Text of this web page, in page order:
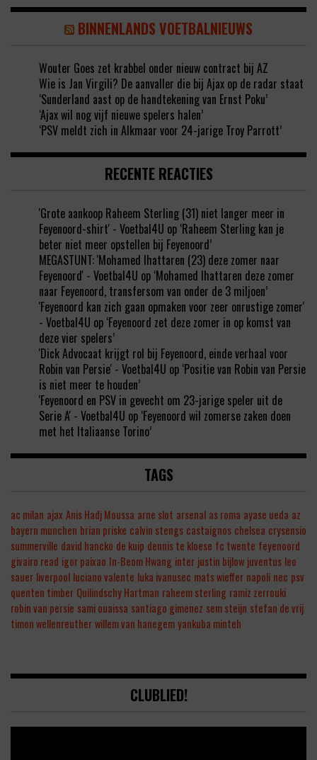
BINNENLANDS VOETBALNIEUWS
Wouter Goes zet krabbel onder nieuw contract bij AZ
Wie is Jan Virgili? De aanvaller die bij Ajax op de radar staat
‘Sunderland aast op de handtekening van Ernst Poku’
‘Ajax wil nog vijf nieuwe spelers halen’
‘PSV meldt zich in Alkmaar voor 24-jarige Troy Parrott’
RECENTE REACTIES
'Grote aankoop Raheem Sterling (31) niet langer meer in
Feyenoord-shirt' - Voetbal4U op ‘Raheem Sterling kan je
beter niet meer opstellen bij Feyenoord’
MEGASTUNT: 'Mohamed Ihattaren (23) deze zomer naar
Feyenoord' - Voetbal4U op ‘Mohamed Ihattaren deze zomer
naar Feyenoord, transfersom van onder de 3 miljoen’
'Feyenoord kan zich gaan opmaken voor zeer onrustige zomer'
- Voetbal4U op ‘Feyenoord zet deze zomer in op komst van
deze vier spelers’
'Dick Advocaat krijgt rol bij Feyenoord, einde verhaal voor
Robin van Persie' - Voetbal4U op ‘Positie van Robin van Persie
is niet meer te houden’
'Feyenoord en PSV in gevecht om 23-jarige speler uit de
Serie A' - Voetbal4U op ‘Feyenoord wil zomerse zaken doen
met het Italiaanse Torino’
TAGS
ac milan ajax Anis Hadj Moussa arne slot arsenal as roma ayase ueda az
bayern munchen brian priske calvin stengs castaignos chelsea crysensio
summerville david hancko de kuip dennis te kloese fc twente feyenoord
givairo read igor paixao In-Beom Hwang inter justin bijlow juventus leo
sauer liverpool luciano valente luka ivanusec mats wieffer napoli nec psv
quenten timber Quilindschy Hartman raheem sterling ramiz zerrouki
robin van persie sami ouaissa santiago gimenez sem steijn stefan de vrij
timon wellenreutherwillem van hanegemyankuba minteh
CLUBLIED!